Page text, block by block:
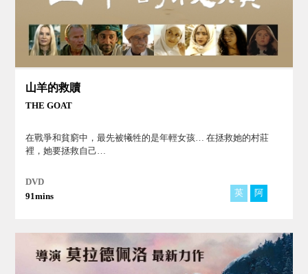
山羊的救贖
THE GOAT
在戰爭和貧窮中，最先被犧牲的是年輕女孩… 在拯救她的村莊
裡，她要拯救自己…
DVD
91mins
英 阿